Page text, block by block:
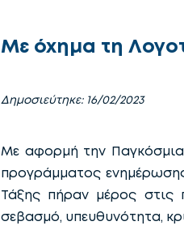
Με όχημα τη
Δημοσιεύτηκε: 16/02/2023
Με αφορμή την
προγράμματος
Τάξης πήραν μέρος στις
σεβασμό, υπευθυνότητα,